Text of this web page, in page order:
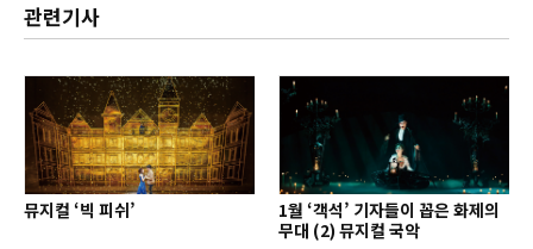
관련기사
뮤지컬 ‘빅 피쉬’
1월 ‘객석’ 기자들이 꼽은 화제의
무대 (2) 뮤지컬 국악